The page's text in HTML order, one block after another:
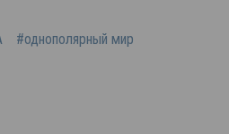
#однополярный мир